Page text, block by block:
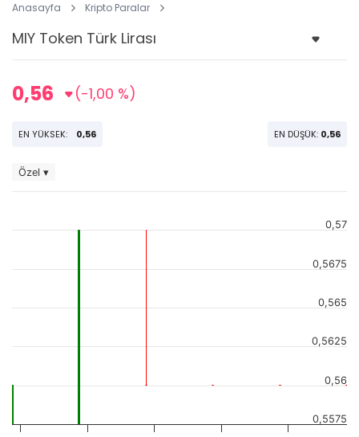
Anasayfa Kripto Paralar
0,56 (-1,00 %)
EN YÜKSEK: 0,56 EN DÜŞÜK: 0,56
Özel ▾
0,5575
0,56
0,5625
0,565
0,5675
0,57